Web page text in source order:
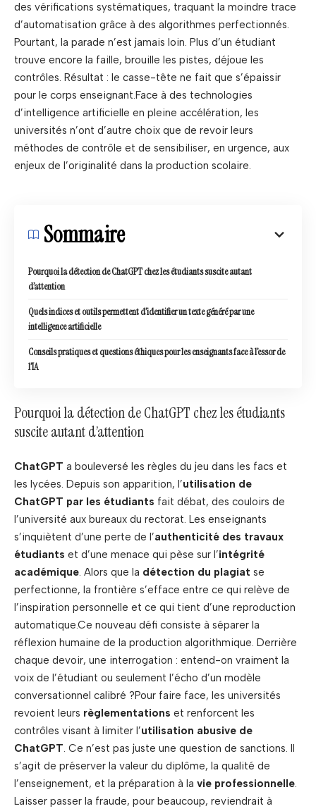
des vérifications systématiques, traquant la moindre trace
d’automatisation grâce à des algorithmes perfectionnés.
Pourtant, la parade n’est jamais loin. Plus d’un étudiant
trouve encore la faille, brouille les pistes, déjoue les
contrôles. Résultat : le casse-tête ne fait que s’épaissir
pour le corps enseignant.Face à des technologies
d’intelligence artificielle en pleine accélération, les
universités n’ont d’autre choix que de revoir leurs
méthodes de contrôle et de sensibiliser, en urgence, aux
enjeux de l’originalité dans la production scolaire.
Sommaire
Pourquoi la détection de ChatGPT chez les étudiants suscite autant
d’attention
Quels indices et outils permettent d’identifier un texte généré par une
intelligence artificielle
Conseils pratiques et questions éthiques pour les enseignants face à l’essor de
l’IA
Pourquoi la détection de ChatGPT chez les étudiants
suscite autant d’attention
ChatGPT a bouleversé les règles du jeu dans les facs et
les lycées. Depuis son apparition, l’utilisation de
ChatGPT par les étudiants fait débat, des couloirs de
l’université aux bureaux du rectorat. Les enseignants
s’inquiètent d’une perte de l’authenticité des travaux
étudiants et d’une menace qui pèse sur l’intégrité
académique . Alors que la détection du plagiat se
perfectionne, la frontière s’efface entre ce qui relève de
l’inspiration personnelle et ce qui tient d’une reproduction
automatique.Ce nouveau défi consiste à séparer la
réflexion humaine de la production algorithmique. Derrière
chaque devoir, une interrogation : entend-on vraiment la
voix de l’étudiant ou seulement l’écho d’un modèle
conversationnel calibré ?Pour faire face, les universités
revoient leurs règlementations et renforcent les
contrôles visant à limiter l’utilisation abusive de
ChatGPT . Ce n’est pas juste une question de sanctions. Il
s’agit de préserver la valeur du diplôme, la qualité de
l’enseignement, et la préparation à la vie professionnelle
Laisser passer la fraude, pour beaucoup, reviendrait à